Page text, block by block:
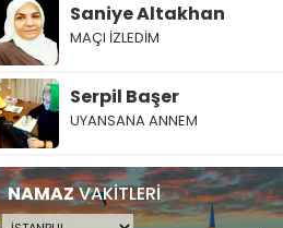
Saniye Altakhan
MAÇI İZLEDİM
Serpil Başer
UYANSANA ANNEM
NAMAZVAKİTLERİ